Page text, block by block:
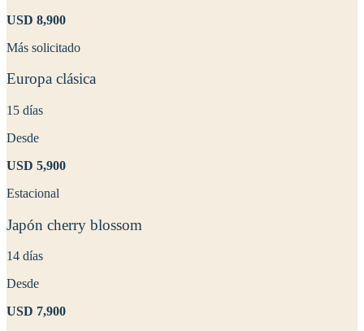
USD 8,900
Más solicitado
Europa clásica
15 días
Desde
USD 5,900
Estacional
Japón cherry blossom
14 días
Desde
USD 7,900